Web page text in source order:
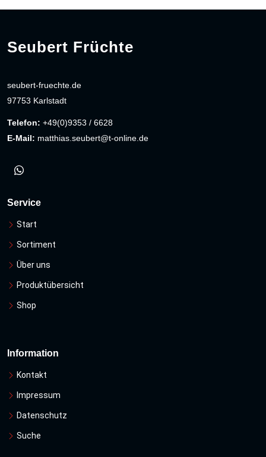
Seubert Früchte
seubert-fruechte.de
97753 Karlstadt
Telefon: +49(0)9353 / 6628
E-Mail: matthias.seubert@t-online.de
Service
Start
Sortiment
Über uns
Produktübersicht
Shop
Information
Kontakt
Impressum
Datenschutz
Suche